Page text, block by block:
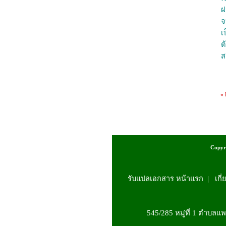
«
รับแปลเอกสาร หน้าแรก | เกี่
545/285 หมู่ที่ 1 ตำบลแ